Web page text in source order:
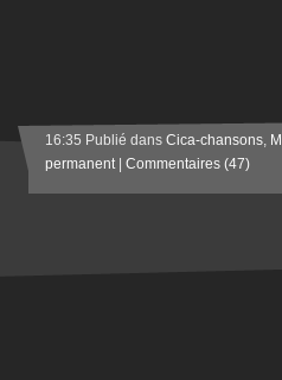
16:35 Publié dans Cica-chansons,
permanent| Commentaires (47)